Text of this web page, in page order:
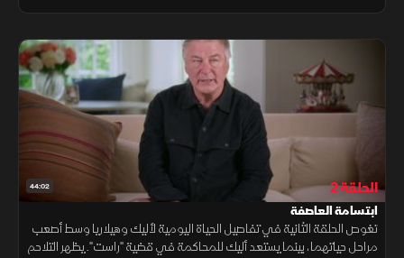
44:02 الحلقة 2
ابتسامة العاصفة
تغوص الحلقة الثانية في تفاصيل الحياة اليومية لأليك وهيلاريا وسط أصعب
مراحل حياتهما، بينما يستعد أليك للمحاكمة في قضية "راست". يظهر التلاحم